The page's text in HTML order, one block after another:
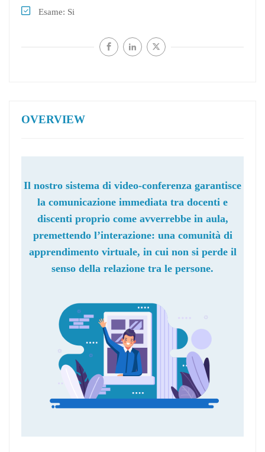
OVERVIEW
Il nostro sistema di video-conferenza garantisce
la comunicazione immediata tra docenti e
discenti proprio come avverrebbe in aula,
premettendo l’interazione: una comunità di
apprendimento virtuale, in cui non si perde il
senso della relazione tra le persone.
Esame Si